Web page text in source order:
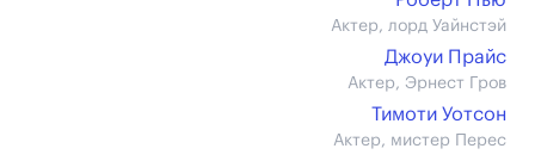
Актер, лорд Уайнстэй
Джоуи Прайс
Актер, Эрнест Гров
Тимоти Уотсон
Актер, мистер Перес